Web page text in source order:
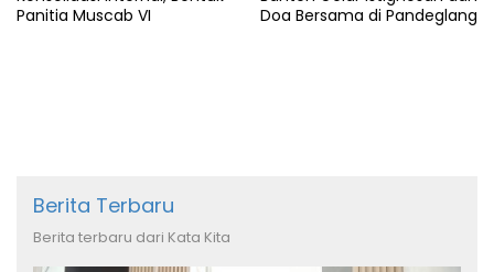
Panitia Muscab VI
Doa Bersama di Pandeglang
Berita Terbaru
Berita terbaru dari Kata Kita